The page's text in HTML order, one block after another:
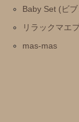
Baby Set (ビ
リラックマエ
mas-mas